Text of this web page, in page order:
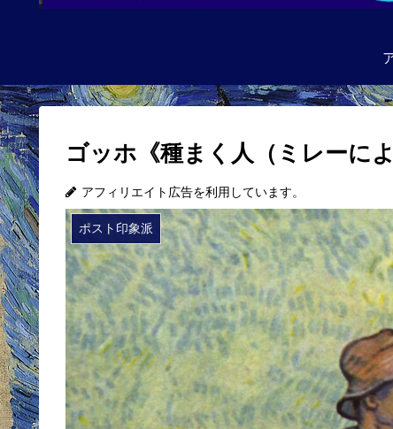
ゴッホ《種まく人（ミレーに
アフィリエイト広告を利用しています。
ポスト印象派